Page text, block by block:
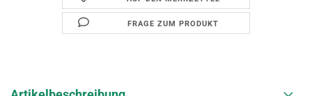
FRAGE ZUM PRODUKT